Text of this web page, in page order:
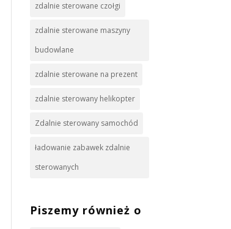
zdalnie sterowane czołgi
zdalnie sterowane maszyny
budowlane
zdalnie sterowane na prezent
zdalnie sterowany helikopter
Zdalnie sterowany samochód
ładowanie zabawek zdalnie
sterowanych
Piszemy również o